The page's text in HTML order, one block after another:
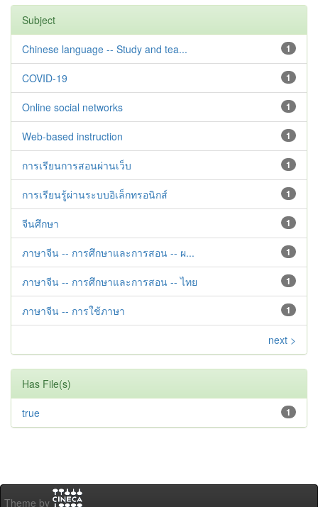
Subject
1
Chinese language -- Study and tea...
1
COVID-19
1
Online social networks
1
Web-based instruction
1
การเรียนการสอนผ่านเว็บ
1
การเรียนรู้ผ่านระบบอิเล็กทรอนิกส์
1
จีนศึกษา
1
ภาษาจีน -- การศึกษาและการสอน -- ผ...
1
ภาษาจีน -- การศึกษาและการสอน -- ไทย
1
ภาษาจีน -- การใช้ภาษา
next >
Has File(s)
1
true
Theme by